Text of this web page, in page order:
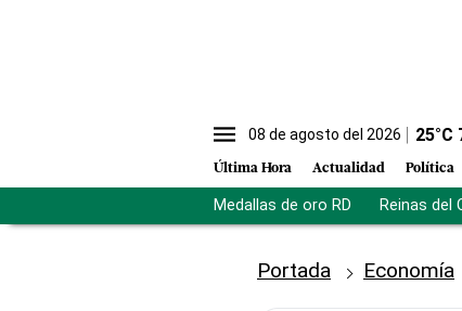
08 de agosto del 2026 25°C
Última Hora Actualidad Política
Medallas de oro RD Reinas del
Portada Economía